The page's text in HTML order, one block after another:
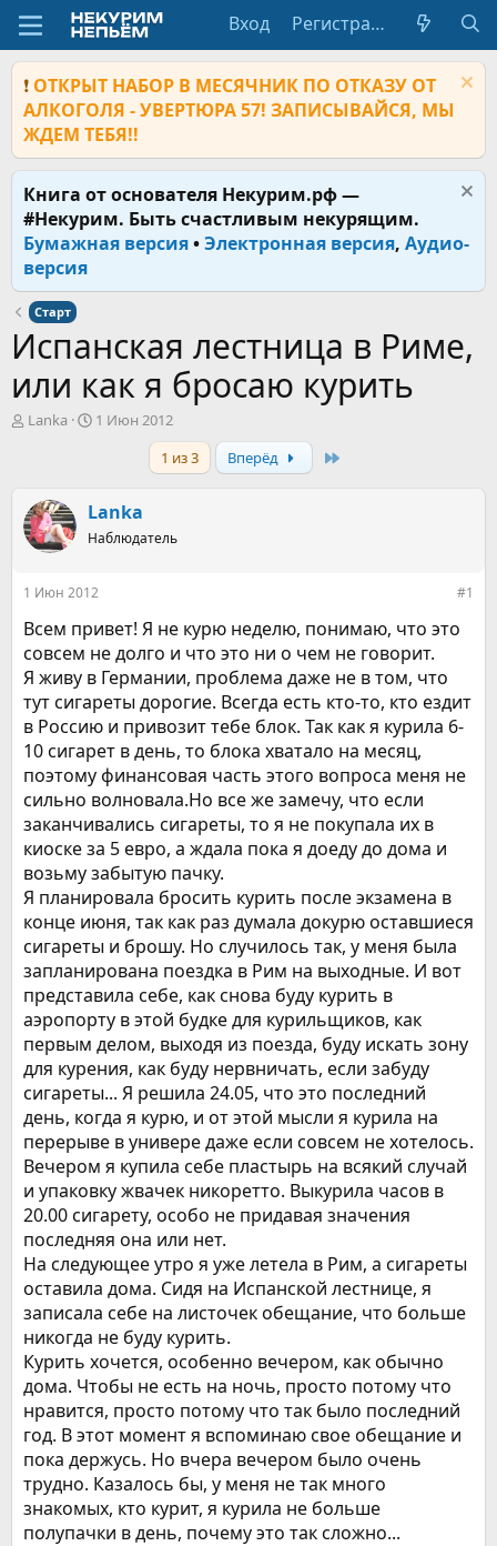
Вход Регистрация
❗ ОТКРЫТ НАБОР В МЕСЯЧНИК ПО ОТКАЗУ ОТ
АЛКОГОЛЯ - УВЕРТЮРА 57! ЗАПИСЫВАЙСЯ, МЫ
ЖДЕМ ТЕБЯ!!
Книга от основателя Некурим.рф —
#Некурим. Быть счастливым некурящим.
Бумажная версия•Электронная версия, Аудио-
версия
Старт
Испанская лестница в Риме,
или как я бросаю курить
А
т
е
Lanka
Д
а
ч
а
1 Июн 2012
1 из 3
Вперёд
Lanka
Наблюдатель
1 Июн 2012 #1
Всем привет! Я не курю неделю, понимаю, что это
совсем не долго и что это ни о чем не говорит.
Я живу в Германии, проблема даже не в том, что
тут сигареты дорогие. Всегда есть кто-то, кто ездит
в Россию и привозит тебе блок. Так как я курила 6-
10 сигарет в день, то блока хватало на месяц,
поэтому финансовая часть этого вопроса меня не
сильно волновала.Но все же замечу, что если
заканчивались сигареты, то я не покупала их в
киоске за 5 евро, а ждала пока я доеду до дома и
возьму забытую пачку.
Я планировала бросить курить после экзамена в
конце июня, так как раз думала докурю оставшиеся
сигареты и брошу. Но случилось так, у меня была
запланирована поездка в Рим на выходные. И вот
представила себе, как снова буду курить в
аэропорту в этой будке для курильщиков, как
первым делом, выходя из поезда, буду искать зону
для курения, как буду нервничать, если забуду
сигареты... Я решила 24.05, что это последний
день, когда я курю, и от этой мысли я курила на
перерыве в универе даже если совсем не хотелось.
Вечером я купила себе пластырь на всякий случай
и упаковку жвачек никоретто. Выкурила часов в
20.00 сигарету, особо не придавая значения
последняя она или нет.
На следующее утро я уже летела в Рим, а сигареты
оставила дома. Сидя на Испанской лестнице, я
записала себе на листочек обещание, что больше
никогда не буду курить.
Курить хочется, особенно вечером, как обычно
дома. Чтобы не есть на ночь, просто потому что
нравится, просто потому что так было последний
год. В этот момент я вспоминаю свое обещание и
пока держусь. Но вчера вечером было очень
трудно. Казалось бы, у меня не так много
знакомых, кто курит, я курила не больше
полупачки в день, почему это так сложно...